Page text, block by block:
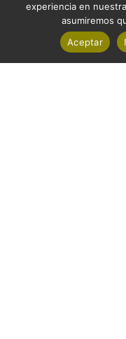
Política de cookies
Vehículos
experiencia en
asumiremos
Aceptar